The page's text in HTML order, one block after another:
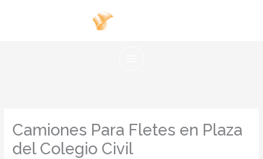
Camiones Para Fletes en Plaza
del Colegio Civil